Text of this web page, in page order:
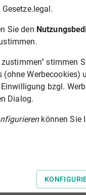
Unterbringung
Sie den
stimmen
(ohne Werbecookies)
bzgl.
Dialog.
können Sie